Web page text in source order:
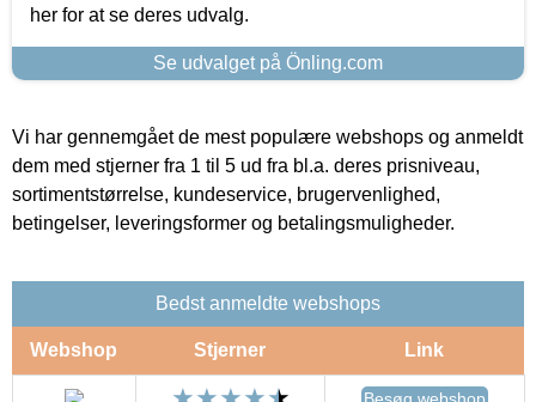
her for at se deres udvalg.
Se udvalget på Önling.com
Vi har gennemgået de mest populære webshops og anmeldt
dem med stjerner fra 1 til 5 ud fra bl.a. deres prisniveau,
sortimentstørrelse, kundeservice, brugervenlighed,
betingelser, leveringsformer og betalingsmuligheder.
Bedst anmeldte webshops
Webshop Stjerner Link